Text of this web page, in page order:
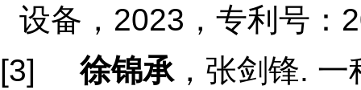
设备，2023，专利号：
[3]徐锦承，张剑锋. 一